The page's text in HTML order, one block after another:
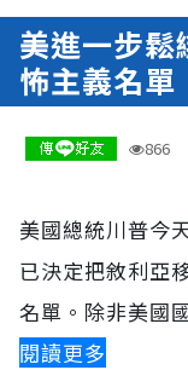
美進一步
怖主義名單
866
美國總統川普今
已決定把敘利亞
名單。除非美國
閱讀更多